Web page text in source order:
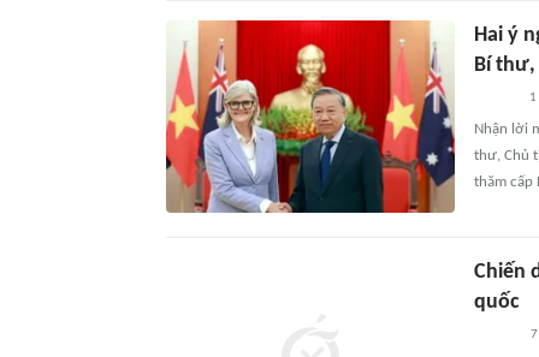
Hai ý
Bí thư,
1
Nhận lời
thư, Chủ
thăm cấp
Chiến
quốc